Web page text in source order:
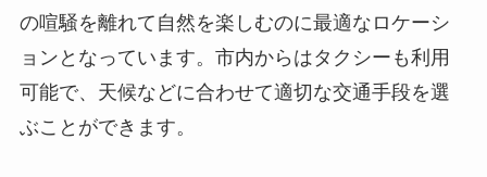
の喧騒を離れて自然を楽しむのに最適なロケーシ
ョンとなっています。市内からはタクシーも利用
可能で、天候などに合わせて適切な交通手段を選
ぶことができます。